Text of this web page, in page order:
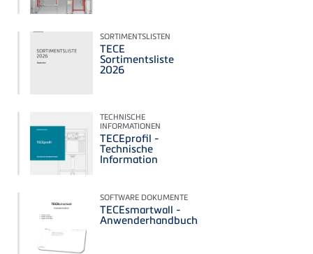
SORTIMENTSLISTEN
TECE
Sortimentsliste
2026
TECHNISCHE
INFORMATIONEN
TECEprofil -
Technische
Information
SOFTWARE DOKUMENTE
TECEsmartwall -
Anwenderhandbuch